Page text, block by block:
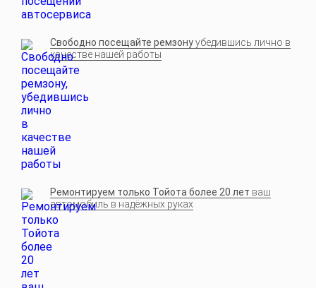
Свободно посещайте ремзонуубедившись лично в
качестве нашей работы
Ремонтируем только Тойота более 20 лет ваш
автомобиль в надёжных руках